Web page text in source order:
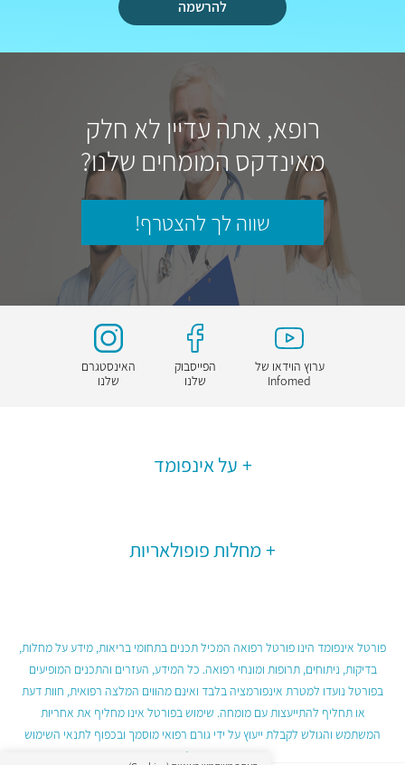
להרשמה
רופא, אתה עדיין לא חלק
מאינדקס המומחים שלנו?
שווה לך להצטרף!
ערוץ הוידאו של
Infomed
הפייסבוק
שלנו
האינסטגרם
שלנו
על אינפומד
מחלות פופולאריות
פורטל אינפומד הינו פורטל רפואה המכיל תכנים בתחומי בריאות, מידע על מחלות,
בדיקות, ניתוחים, תרופות ומונחי רפואה. כל המידע, העזרים והתכנים המופיעים
בפורטל נועדו למטרת אינפורמציה בלבד ואינם מהווים המלצה רפואית, חוות דעת
או תחליף להתייעצות עם מומחה. שימוש בפורטל אינו מחליף את אחריות
המשתמש והגולש לקבלת ייעוץ על ידי גורם רפואי מוסמך ובכפוף לתנאי השימוש
בפורטל.